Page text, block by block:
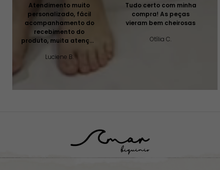
Atendimento muito
personalizado, fácil
acompanhamento do
recebimento do
produto, muita atenção
Luciene B.
Tudo certo com minha
compra! As peças
vieram bem cheirosas
Otília C.